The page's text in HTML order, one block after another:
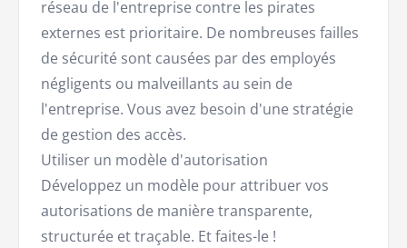
réseau de l'entreprise contre les pirates
externes est prioritaire. De nombreuses failles
de sécurité sont causées par des employés
négligents ou malveillants au sein de
l'entreprise. Vous avez besoin d'une stratégie
de gestion des accès.
Utiliser un modèle d'autorisation
Développez un modèle pour attribuer vos
autorisations de manière transparente,
structurée et traçable. Et faites-le !